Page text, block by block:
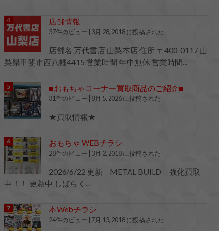
店舗情報
37件のビュー 3月 28, 2018 に投稿された
店舗名 万代書店 山梨本店 住所 〒400-0117 山
梨県甲斐市西八幡4415 営業時間 年中無休 営業時間...
■おもちゃコーナー買取商品のご紹介■
31件のビュー 8月 5, 2026 に投稿された
★買取情報★
おもちゃ WEBチラシ
28件のビュー 3月 2, 2018 に投稿された
2026/6/22 更新 METAL BUILD 強化買取
中！！ 更新中 しばらく...
本Webチラシ
24件のビュー 7月 13, 2018 に投稿された